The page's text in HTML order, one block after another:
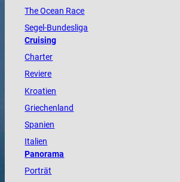
TheOcean Race
Segel-Bundesliga
Cruising
Charter
Reviere
Kroatien
Griechenland
Spanien
Italien
Panorama
Porträt